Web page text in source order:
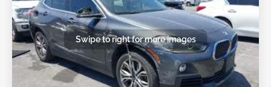
Swipe to right for more images